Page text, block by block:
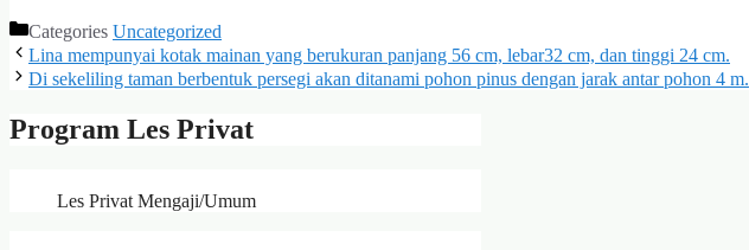
Categories Uncategorized
Lina mempunyai kotak mainan yang berukuran panjang 56 cm, lebar32 cm, dan tinggi 24 cm.
Di sekeliling taman berbentuk persegi akan ditanami pohon pinus dengan jarak antar pohon 4 m.
Program Les Privat
Les Privat Mengaji/Umum